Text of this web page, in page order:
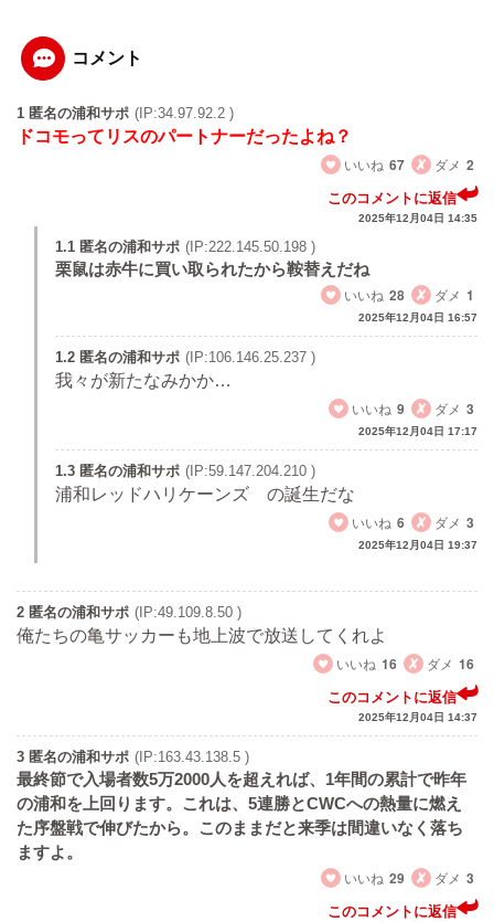
コメント
1 匿名の浦和サポ (IP:34.97.92.2 )
ドコモってリスのパートナーだったよね？
いいね 67 ダメ 2
このコメントに返信
2025年12月04日 14:35
1.1 匿名の浦和サポ (IP:222.145.50.198 )
栗鼠は赤牛に買い取られたから鞍替えだね
いいね 28 ダメ 1
2025年12月04日 16:57
1.2 匿名の浦和サポ (IP:106.146.25.237 )
我々が新たなみかか…
いいね 9 ダメ 3
2025年12月04日 17:17
1.3 匿名の浦和サポ (IP:59.147.204.210 )
浦和レッドハリケーンズ の誕生だな
いいね 6 ダメ 3
2025年12月04日 19:37
2 匿名の浦和サポ (IP:49.109.8.50 )
俺たちの亀サッカーも地上波で放送してくれよ
いいね 16 ダメ 16
このコメントに返信
2025年12月04日 14:37
3 匿名の浦和サポ (IP:163.43.138.5 )
最終節で入場者数5万2000人を超えれば、1年間の累計で昨年
の浦和を上回ります。これは、5連勝とCWCへの熱量に燃え
た序盤戦で伸びたから。このままだと来季は間違いなく落ち
ますよ。
いいね 29 ダメ 3
このコメントに返信